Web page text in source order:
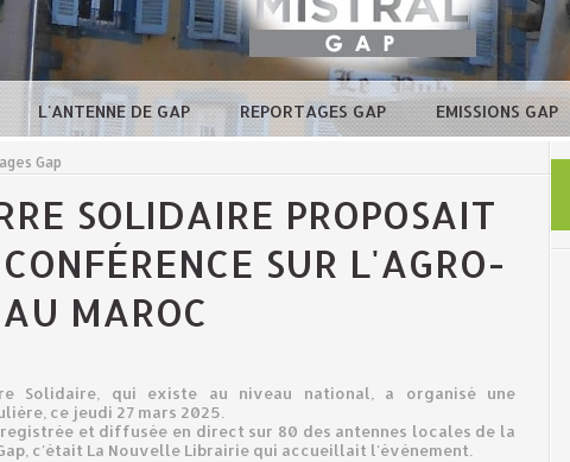
L'ANTENNE DE GAP REPORTAGES GAP EMISSIONS GAP
Gap
SOLIDAIRE PROPOSAIT
SUR L'AGRO-
MAROC
Solidaire, qui existe au niveau national, a organisé une
ce jeudi 27 mars 2025.
et diffusée en direct sur 80 des antennes locales de la
c'était La Nouvelle Librairie qui accueillait l'évènement.